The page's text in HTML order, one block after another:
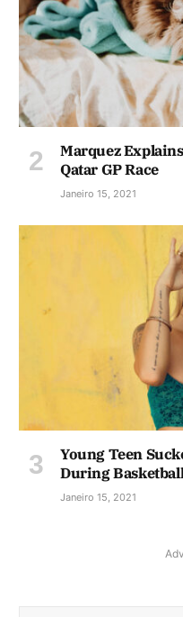
Marquez
Qatar GP Race
Janeiro 15, 2021
Young Teen
During
Janeiro 15, 2021